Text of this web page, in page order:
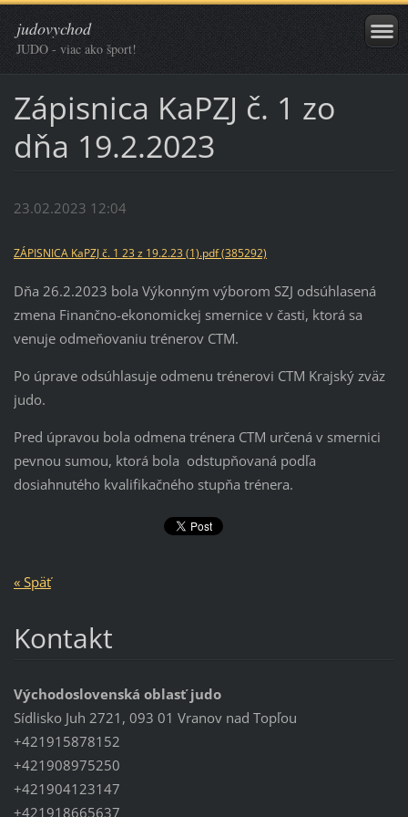
judovychod
JUDO - viac ako šport!
Zápisnica KaPZJ č. 1 zo
dňa 19.2.2023
23.02.2023 12:04
ZÁPISNICA KaPZJ č. 1 23 z 19.2.23 (1).pdf (385292)
Dňa 26.2.2023 bola Výkonným výborom SZJ odsúhlasená
zmena Finančno-ekonomickej smernice v časti, ktorá sa
venuje odmeňovaniu trénerov CTM.
Po úprave odsúhlasuje odmenu trénerovi CTM Krajský zväz
judo.
Pred úpravou bola odmena trénera CTM určená v smernici
pevnou sumou, ktorá bola odstupňovaná podľa
dosiahnutého kvalifikačného stupňa trénera.
« Späť
Kontakt
Východoslovenská oblasť judo
Sídlisko Juh 2721, 093 01 Vranov nad Topľou
+421915878152
+421908975250
+421904123147
+421918665637